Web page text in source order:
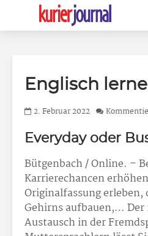
Englisch
2. Februar 2022
Everyday oder
Bütgenbach / Online. –
Karrierechancen
Originalfassung erleben,
Gehirns aufbauen,…
Austausch in der